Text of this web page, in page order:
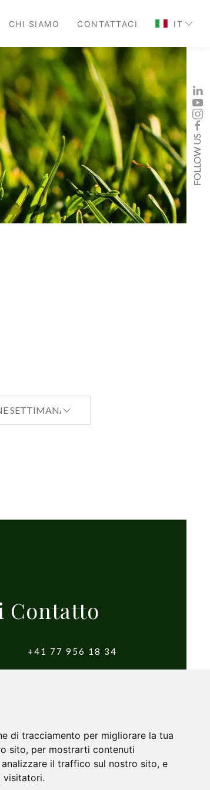
di tracciamento per migliorare la tua
sito, per mostrarti contenuti
il traffico sul nostro sito, e
visitatori.
CHI SIAMO CONTATTACI IT
FOLLOW US
SETTIMANA
Contatto
+41 77 956 18 34
by